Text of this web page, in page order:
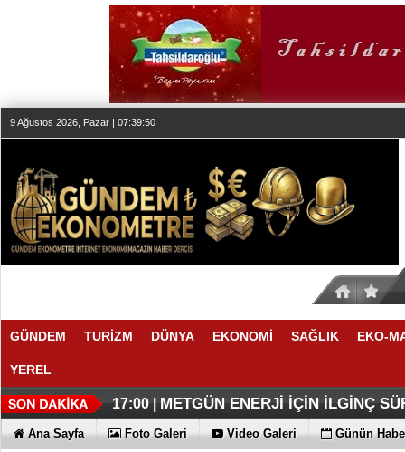
9 Ağustos 2026, Pazar | 07:39:50
GÜNDEM TURİZM DÜNYA EKONOMİ SAĞLIK EKO-
YEREL
17:11 |O ANLAŞMADA NELER VAR
17:08 |O TAHMİNDE YÜKSELME VAR
17:00 | METGÜN ENERJİ İÇİN İLGİNÇ
12:17 |THY REKOR KIRMAYI SEVİYOR
12:02 |ÖZEL FİYATLARLA GELDİLER
11:56 |İŞTE HONOR MAGIC V6
11:53 |TECNO'DA YENİLİKLER VAR
Ana Sayfa Foto Galeri Video Galeri Günün